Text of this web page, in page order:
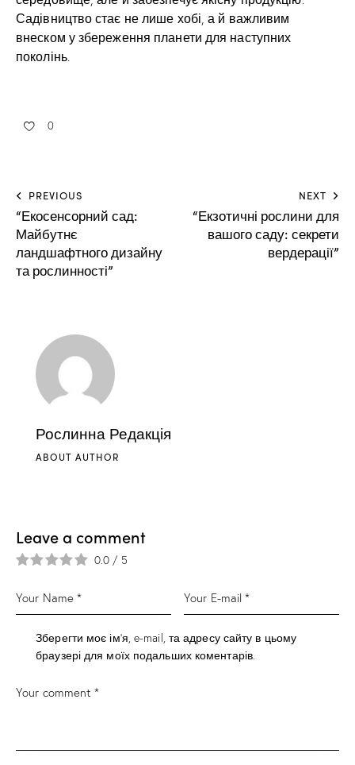
Садівництво стає не лише хобі, а й важливим
внеском у збереження планети для наступних
поколінь.
0
PREVIOUS
“Екосенсорний сад:
Майбутнє
ландшафтного дизайну
та рослинності”
NEXT
“Екзотичні рослини для
вашого саду: секрети
вердерації”
Рослинна Редакція
ABOUT AUTHOR
Leave a comment
0.0 / 5
Зберегти моє ім'я, e-mail, та адресу сайту в цьому
браузері для моїх подальших коментарів.